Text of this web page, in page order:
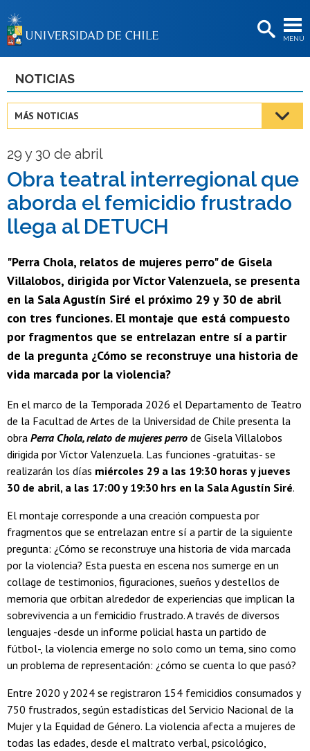
MENÚ
BIBLIOTECAS
Estudiantes
Funcionarias/os
Egresadas/os
NOTICIAS
MÁS NOTICIAS
29 y 30 de abril
Obra teatral interregional que
aborda el femicidio frustrado
llega al DETUCH
"Perra Chola, relatos de mujeres perro" de Gisela
Villalobos, dirigida por Víctor Valenzuela, se presenta
en la Sala Agustín Siré el próximo 29 y 30 de abril
con tres funciones. El montaje que está compuesto
por fragmentos que se entrelazan entre sí a partir
de la pregunta ¿Cómo se reconstruye una historia de
vida marcada por la violencia?
En el marco de la Temporada 2026 el Departamento de Teatro
de la Facultad de Artes de la Universidad de Chile presenta la
obra Perra Chola, relato de mujeres perro de Gisela Villalobos
dirigida por Víctor Valenzuela. Las funciones -gratuitas- se
realizarán los días miércoles 29 a las 19:30 horas y jueves
30 de abril, a las 17:00 y 19:30 hrs en la Sala Agustín Siré.
El montaje corresponde a una creación compuesta por
fragmentos que se entrelazan entre sí a partir de la siguiente
pregunta: ¿Cómo se reconstruye una historia de vida marcada
por la violencia? Esta puesta en escena nos sumerge en un
collage de testimonios, figuraciones, sueños y destellos de
memoria que orbitan alrededor de experiencias que implican la
sobrevivencia a un femicidio frustrado. A través de diversos
lenguajes -desde un informe policial hasta un partido de
fútbol-, la violencia emerge no solo como un tema, sino como
un problema de representación: ¿cómo se cuenta lo que pasó?
Entre 2020 y 2024 se registraron 154 femicidios consumados y
750 frustrados, según estadísticas del Servicio Nacional de la
Mujer y la Equidad de Género. La violencia afecta a mujeres de
todas las edades, desde el maltrato verbal, psicológico,